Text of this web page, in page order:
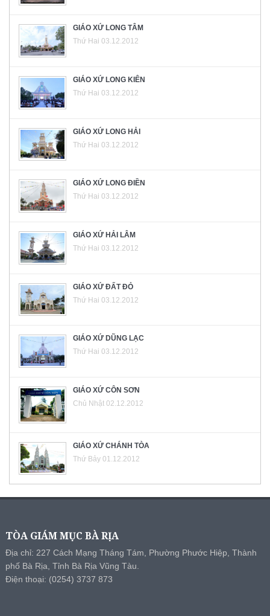
GIÁO XỨ LONG TÂM
Thứ Hai 03.12.2012
GIÁO XỨ LONG KIÊN
Thứ Hai 03.12.2012
GIÁO XỨ LONG HẢI
Thứ Hai 03.12.2012
GIÁO XỨ LONG ĐIỀN
Thứ Hai 03.12.2012
GIÁO XỨ HẢI LÂM
Thứ Hai 03.12.2012
GIÁO XỨ ĐẤT ĐỎ
Thứ Hai 03.12.2012
GIÁO XỨ DŨNG LẠC
Thứ Hai 03.12.2012
GIÁO XỨ CÔN SƠN
Chủ Nhật 02.12.2012
GIÁO XỨ CHÁNH TÒA
Thứ Bảy 01.12.2012
TÒA GIÁM MỤC BÀ RỊA
Địa chỉ: 227 Cách Mạng Tháng Tám, Phường Phước Hiệp, Thành
phố Bà Rịa, Tỉnh Bà Rịa Vũng Tàu.
Điện thoại: (0254) 3737 873